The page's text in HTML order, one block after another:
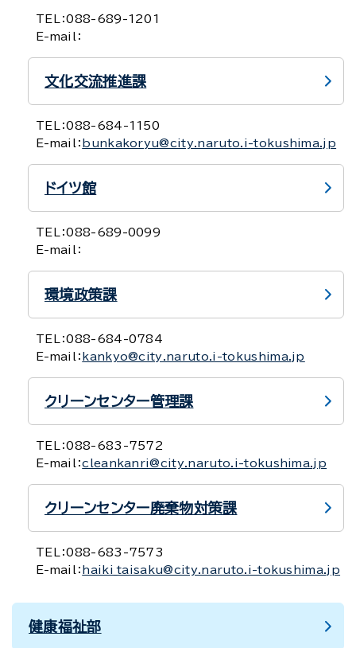
TEL：088-689-1201
E-mail：
文化交流推進課
TEL：088-684-1150
E-mail： bunkakoryu@city.naruto.i-tokushima.jp
ドイツ館
TEL：088-689-0099
E-mail：
環境政策課
TEL：088-684-0784
E-mail： kankyo@city.naruto.i-tokushima.jp
クリーンセンター管理課
TEL：088-683-7572
E-mail：cleankanri@city.naruto.i-tokushima.jp
クリーンセンター廃棄物対策課
TEL：088-683-7573
E-mail： haiki_taisaku@city.naruto.i-tokushima.jp
健康福祉部